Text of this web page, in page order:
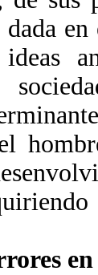
ideas
en